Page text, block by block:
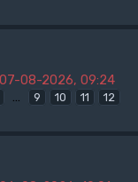
07-08-2026, 09:24
… 9 10 11 12